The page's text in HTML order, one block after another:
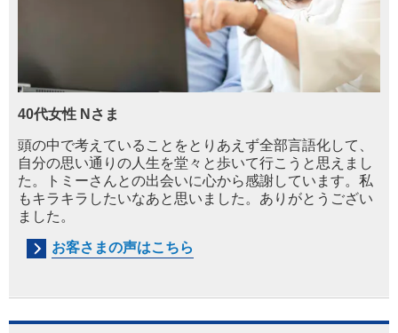
40代女性 Nさま
頭の中で考えていることをとりあえず全部言語化して
自分の思い通りの人生を堂々と歩いて行こ うと思え ま し
た 。トミーさんとの出会いに心から感謝していま す。 私
もキラキラ したいなあと思い ま した 。 ありがと うござい
ま した 。
お客さまの声はこちら